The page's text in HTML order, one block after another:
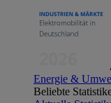
Energie &
Beliebte